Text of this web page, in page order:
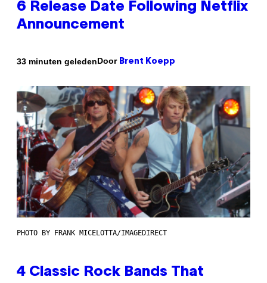
6 Release Date Following Netflix
Announcement
33 minuten geledenDoor Brent Koepp
PHOTO BY FRANK MICELOTTA/IMAGEDIRECT
4 Classic Rock Bands That